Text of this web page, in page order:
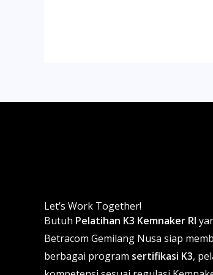
Let’s Work Together!
Butuh Pelatihan K3 Kemnaker RI
Betracom Gemilang Nusa siap
berbagai program sertifikasi K3,